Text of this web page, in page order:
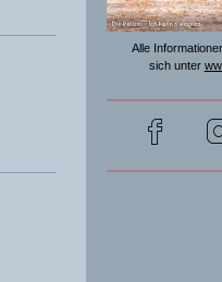
Alle
sich unter